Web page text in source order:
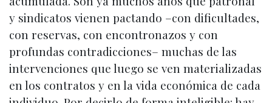
y sindicatos vienen pactando –con dificultades,
con reservas, con encontronazos y con
profundas contradicciones– muchas de las
intervenciones que luego se ven materializadas
en los contratos y en la vida económica de cada